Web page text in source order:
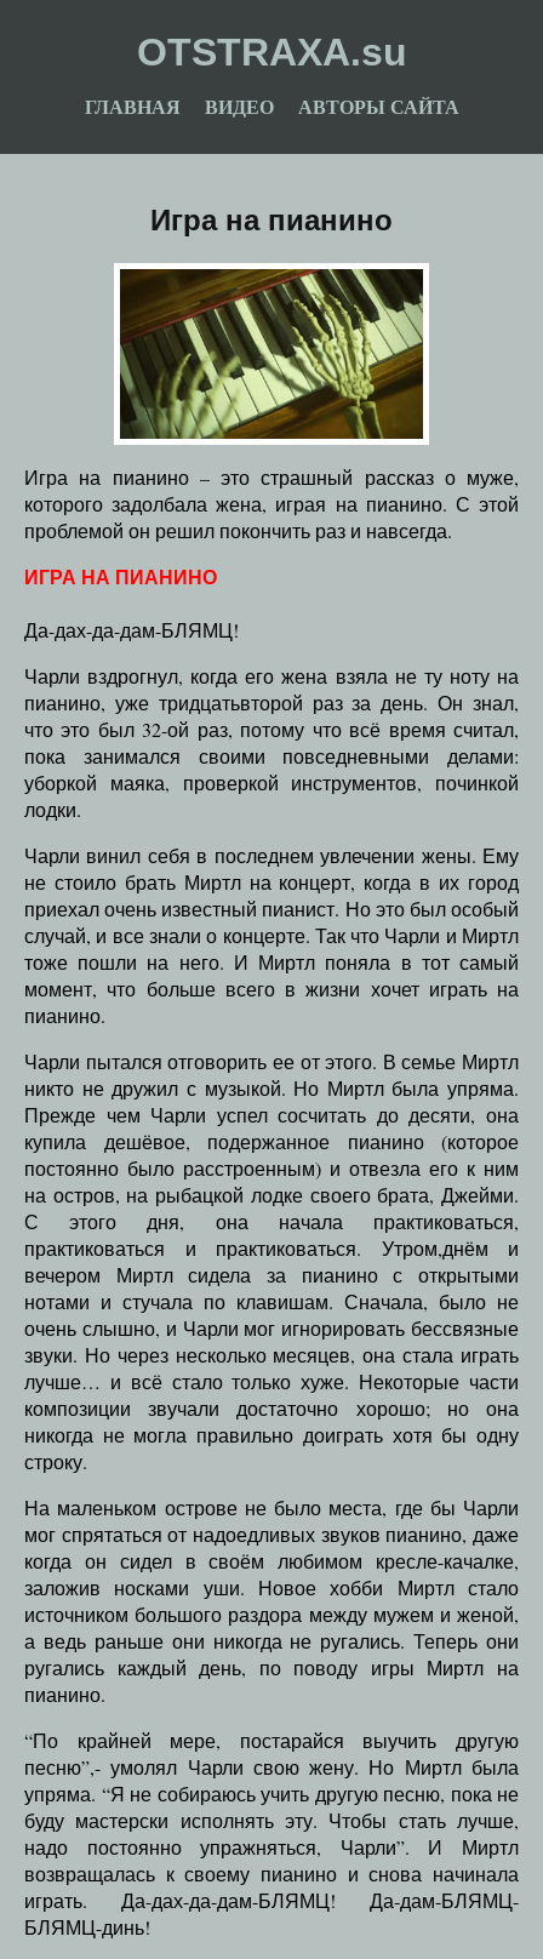
OTSTRAXA.su
ГЛАВНАЯ ВИДЕО АВТОРЫ САЙТА
Игра на пианино
Игра на пианино – это страшный рассказ о муже,
которого задолбала жена, играя на пианино. С этой
проблемой он решил покончить раз и навсегда.
ИГРА НА ПИАНИНО
Да-дах-да-дам-БЛЯМЦ!
Чарли вздрогнул, когда его жена взяла не ту ноту на
пианино, уже тридцатьвторой раз за день. Он знал,
что это был 32-ой раз, потому что всё время считал,
пока занимался своими повседневными делами:
уборкой маяка, проверкой инструментов, починкой
лодки.
Чарли винил себя в последнем увлечении жены. Ему
не стоило брать Миртл на концерт, когда в их город
приехал очень известный пианист. Но это был особый
случай, и все знали о концерте. Так что Чарли и Миртл
тоже пошли на него. И Миртл поняла в тот самый
момент, что больше всего в жизни хочет играть на
пианино.
Чарли пытался отговорить ее от этого. В семье Миртл
никто не дружил с музыкой. Но Миртл была упряма.
Прежде чем Чарли успел сосчитать до десяти, она
купила дешёвое, подержанное пианино (которое
постоянно было расстроенным) и отвезла его к ним
на остров, на рыбацкой лодке своего брата, Джейми.
С этого дня, она начала практиковаться,
практиковаться и практиковаться. Утром,днём и
вечером Миртл сидела за пианино с открытыми
нотами и стучала по клавишам. Сначала, было не
очень слышно, и Чарли мог игнорировать бессвязные
звуки. Но через несколько месяцев, она стала играть
лучше… и всё стало только хуже. Некоторые части
композиции звучали достаточно хорошо; но она
никогда не могла правильно доиграть хотя бы одну
строку.
На маленьком острове не было места, где бы Чарли
мог спрятаться от надоедливых звуков пианино, даже
когда он сидел в своём любимом кресле-качалке,
заложив носками уши. Новое хобби Миртл стало
источником большого раздора между мужем и женой,
а ведь раньше они никогда не ругались. Теперь они
ругались каждый день, по поводу игры Миртл на
пианино.
“По крайней мере, постарайся выучить другую
песню”,- умолял Чарли свою жену. Но Миртл была
упряма. “Я не собираюсь учить другую песню, пока не
буду мастерски исполнять эту. Чтобы стать лучше,
надо постоянно упражняться, Чарли”. И Миртл
возвращалась к своему пианино и снова начинала
играть. Да-дах-да-дам-БЛЯМЦ! Да-дам-БЛЯМЦ-
БЛЯМЦ-динь!